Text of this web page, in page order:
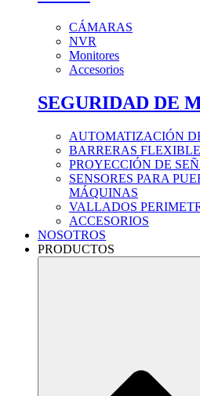
CÁMARAS
NVR
Monitores
Accesorios
SEGURIDAD DE
AUTOMATIZACIÓN
BARRERAS
PROYECCIÓN DE
SENSORES PARA
MÁQUINAS
VALLADOS
ACCESORIOS
NOSOTROS
PRODUCTOS